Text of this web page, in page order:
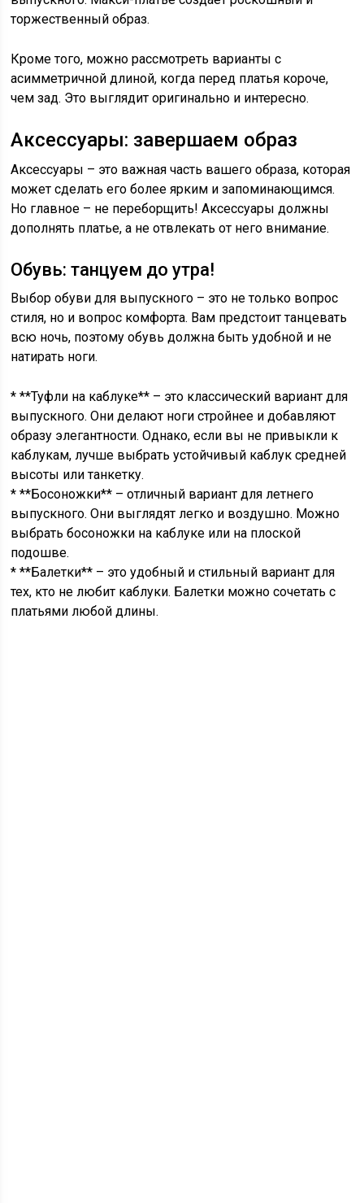
торжественный образ.
Кроме того, можно рассмотреть варианты с
асимметричной длиной, когда перед платья короче,
чем зад. Это выглядит оригинально и интересно.
Аксессуары: завершаем образ
Аксессуары – это важная часть вашего образа, которая
может сделать его более ярким и запоминающимся.
Но главное – не переборщить! Аксессуары должны
дополнять платье, а не отвлекать от него внимание.
Обувь: танцуем до утра!
Выбор обуви для выпускного – это не только вопрос
стиля, но и вопрос комфорта. Вам предстоит танцевать
всю ночь, поэтому обувь должна быть удобной и не
натирать ноги.
* **Туфли на каблуке** – это классический вариант для
выпускного. Они делают ноги стройнее и добавляют
образу элегантности. Однако, если вы не привыкли к
каблукам, лучше выбрать устойчивый каблук средней
высоты или танкетку.
* **Босоножки** – отличный вариант для летнего
выпускного. Они выглядят легко и воздушно. Можно
выбрать босоножки на каблуке или на плоской
подошве.
* **Балетки** – это удобный и стильный вариант для
тех, кто не любит каблуки. Балетки можно сочетать с
платьями любой длины.